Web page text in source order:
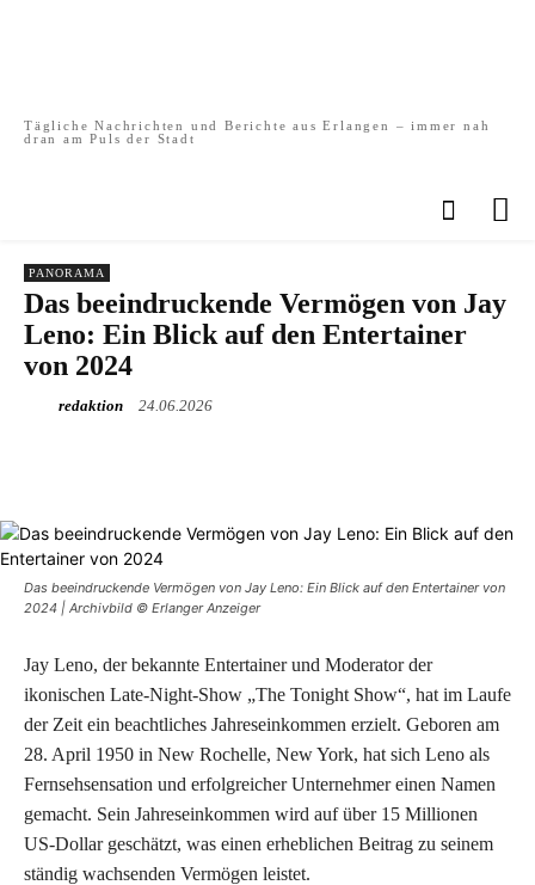
Tägliche Nachrichten und Berichte aus Erlangen – immer nah
dran am Puls der Stadt
PANORAMA
Das beeindruckende Vermögen von Jay
Leno: Ein Blick auf den Entertainer
von 2024
redaktion 24.06.2026
Das beeindruckende Vermögen von Jay Leno: Ein Blick auf den Entertainer von
2024 | Archivbild © Erlanger Anzeiger
Jay Leno, der bekannte Entertainer und Moderator der
ikonischen Late-Night-Show „The Tonight Show“, hat im Laufe
der Zeit ein beachtliches Jahreseinkommen erzielt. Geboren am
28. April 1950 in New Rochelle, New York, hat sich Leno als
Fernsehsensation und erfolgreicher Unternehmer einen Namen
gemacht. Sein Jahreseinkommen wird auf über 15 Millionen
US-Dollar geschätzt, was einen erheblichen Beitrag zu seinem
ständig wachsenden Vermögen leistet.